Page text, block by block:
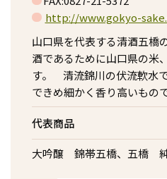
http://www.gokyo-
山口県を代表する清酒五橋
酒であるために山口県の米
す。 清流錦川の伏流軟水
できめ細かく香り高いもので
代表商品
大吟醸 錦帯五橋、五橋